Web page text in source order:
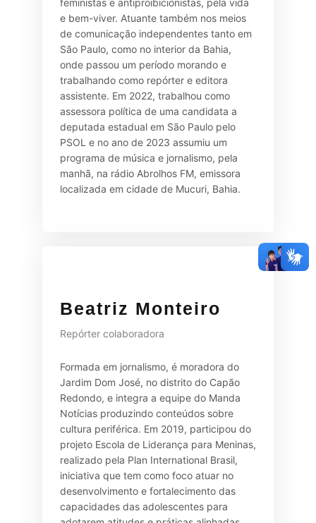
feministas e antiproibicionistas, pela vida
e bem-viver. Atuante também nos meios
de comunicação independentes tanto em
São Paulo, como no interior da Bahia,
onde passou um período morando e
trabalhando como repórter e editora
assistente. Em 2022, trabalhou como
assessora política de uma candidata a
deputada estadual em São Paulo pelo
PSOL e no ano de 2023 assumiu um
programa de música e jornalismo, pela
manhã, na rádio Abrolhos FM, emissora
localizada em cidade de Mucuri, Bahia.
Beatriz Monteiro
Repórter colaboradora
Formada em jornalismo, é moradora do
Jardim Dom José, no distrito do Capão
Redondo, e integra a equipe do Manda
Notícias produzindo conteúdos sobre
cultura periférica. Em 2019, participou do
projeto Escola de Liderança para Meninas,
realizado pela Plan International Brasil,
iniciativa que tem como foco atuar no
desenvolvimento e fortalecimento das
capacidades das adolescentes para